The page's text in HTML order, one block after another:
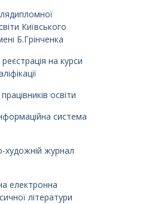
Київського
Б.Грінченка
на курси
освіти
система
художній журнал
електронна
літератури